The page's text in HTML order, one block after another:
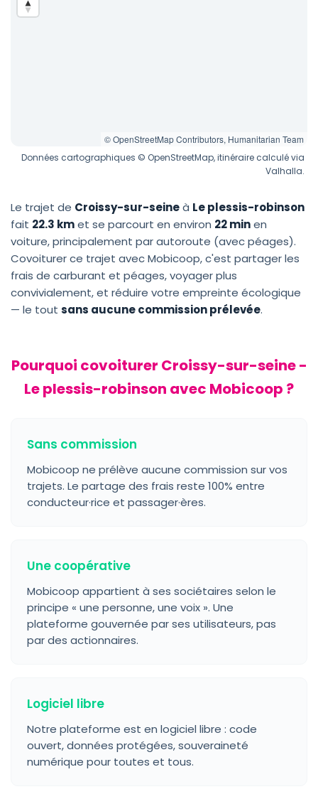
© OpenStreetMap Contributors, Humanitarian Team
Données cartographiques © OpenStreetMap, itinéraire calculé via
Valhalla.
Le trajet de Croissy-sur-seineà Le plessis-robinson
fait 22.3 kmet se parcourt en environ 22 minen
voiture, principalement par autoroute (avec péages).
Covoiturer ce trajet avec Mobicoop, c'est partager les
frais de carburant et péages, voyager plus
convivialement, et réduire votre empreinte écologique
— le tout sans aucune commission prélevée.
Pourquoi covoiturer Croissy-sur-seine -
Le plessis-robinson avec Mobicoop ?
Sans commission
Mobicoop ne prélève aucune commission sur vos
trajets. Le partage des frais reste 100% entre
conducteur·rice et passager·ères.
Une coopérative
Mobicoop appartient à ses sociétaires selon le
principe « une personne, une voix ». Une
plateforme gouvernée par ses utilisateurs, pas
par des actionnaires.
Logiciel libre
Notre plateforme est en logiciel libre : code
ouvert, données protégées, souveraineté
numérique pour toutes et tous.